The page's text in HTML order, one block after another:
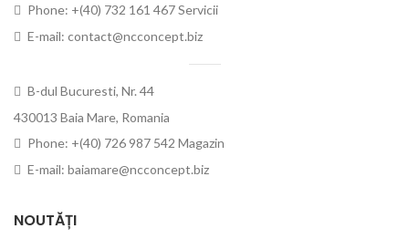
Phone: +(40) 732 161 467 Servicii
E-mail: contact@ncconcept.biz
B-dul Bucuresti, Nr. 44
430013 Baia Mare, Romania
Phone: +(40) 726 987 542 Magazin
E-mail: baiamare@ncconcept.biz
NOUTĂȚI